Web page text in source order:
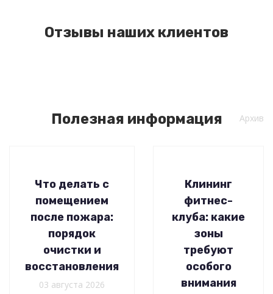
Отзывы наших клиентов
Полезная информация Архив
Что делать с
помещением
после пожара:
порядок
очистки и
восстановления
03 августа 2026
Клининг
фитнес-
клуба: какие
зоны
требуют
особого
внимания